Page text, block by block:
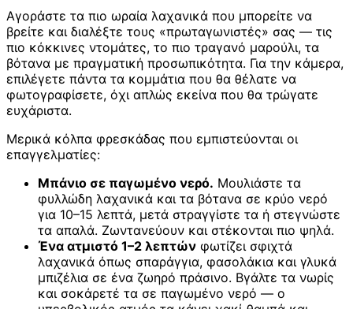
Αγοράστε τα πιο ωραία λαχανικά που μπορείτε να
βρείτε και διαλέξτε τους «πρωταγωνιστές» σας — τις
πιο κόκκινες ντομάτες, το πιο τραγανό μαρούλι, τα
βότανα με πραγματική προσωπικότητα. Για την κάμερα,
επιλέγετε πάντα τα κομμάτια που θα θέλατε να
φωτογραφίσετε, όχι απλώς εκείνα που θα τρώγατε
ευχάριστα.
Μερικά κόλπα φρεσκάδας που εμπιστεύονται οι
επαγγελματίες:
Μπάνιο σε παγωμένο νερό. Μουλιάστε τα
φυλλώδη λαχανικά και τα βότανα σε κρύο νερό
για 10–15 λεπτά, μετά στραγγίστε τα ή στεγνώστε
τα απαλά. Ζωντανεύουν και στέκονται πιο ψηλά.
Ένα ατμιστό 1–2 λεπτών φωτίζει σφιχτά
λαχανικά όπως σπαράγγια, φασολάκια και γλυκά
μπιζέλια σε ένα ζωηρό πράσινο. Βγάλτε τα νωρίς
και σοκάρετέ τα σε παγωμένο νερό — ο